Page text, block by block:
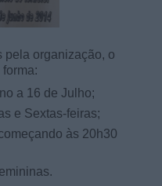
pela organização, o
a 16 de Julho;
e Sextas-feiras;
às 20h30